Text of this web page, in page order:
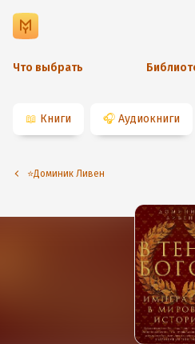
Что выбрать
📖 Книги 🎧 Аудиокниги
⭐️Доминик Ливен